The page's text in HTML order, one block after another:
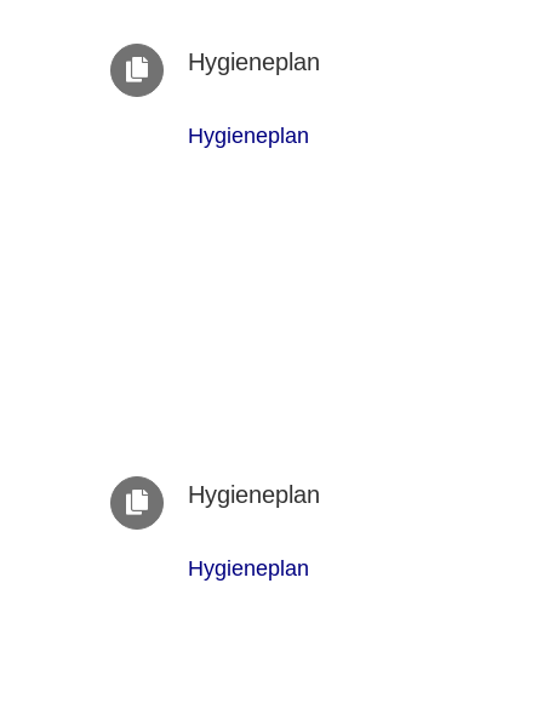
Hygieneplan
Hygieneplan
Hygieneplan
Hygieneplan